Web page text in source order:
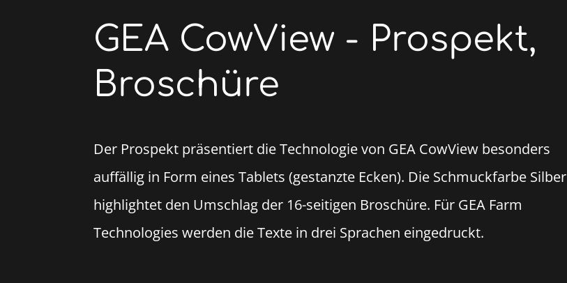
GEA CowView - Prospekt,
Broschüre
Der Prospekt präsentiert die Technologie von GEA CowView besonders
auffällig in Form eines Tablets (gestanzte Ecken). Die Schmuckfarbe Silber
highlightet den Umschlag der 16-seitigen Broschüre. Für GEA Farm
Technologies werden die Texte in drei Sprachen eingedruckt.